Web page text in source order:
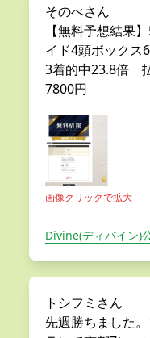
そのべさん
【無料予想結果
イド4頭ボック
3着的中23.8倍
7800円
画像クリックで拡大
Divine(ディバイン)
トシフミさん
先週勝ちました